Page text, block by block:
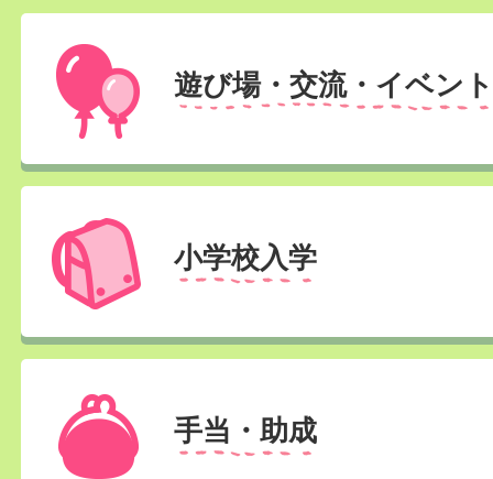
遊び場・交流・イベント
小学校入学
手当・助成